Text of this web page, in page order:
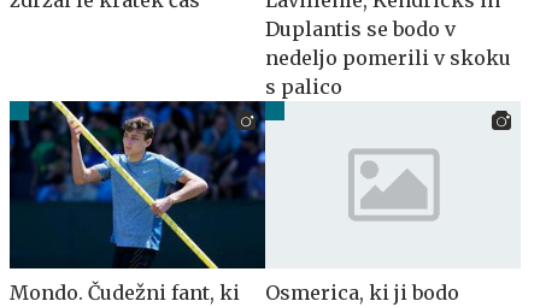
Duplantis se bodo v
nedeljo pomerili v skoku
s palico
Mondo. Čudežni fant, ki
Osmerica, ki ji bodo